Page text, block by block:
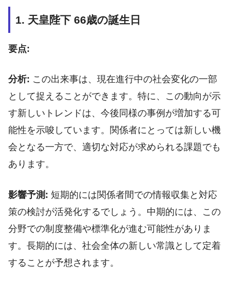
1. 天皇陛下 66歳の誕生日
要点:
分析: この出来事は、現在進行中の社会変化の一部
として捉えることができます。特に、この動向が示
す新しいトレンドは、今後同様の事例が増加する可
能性を示唆しています。関係者にとっては新しい機
会となる一方で、適切な対応が求められる課題でも
あります。
影響予測: 短期的には関係者間での情報収集と対応
策の検討が活発化するでしょう。中期的には、この
分野での制度整備や標準化が進む可能性がありま
す。長期的には、社会全体の新しい常識として定着
することが予想されます。